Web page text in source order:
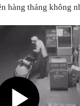
hàng tháng không